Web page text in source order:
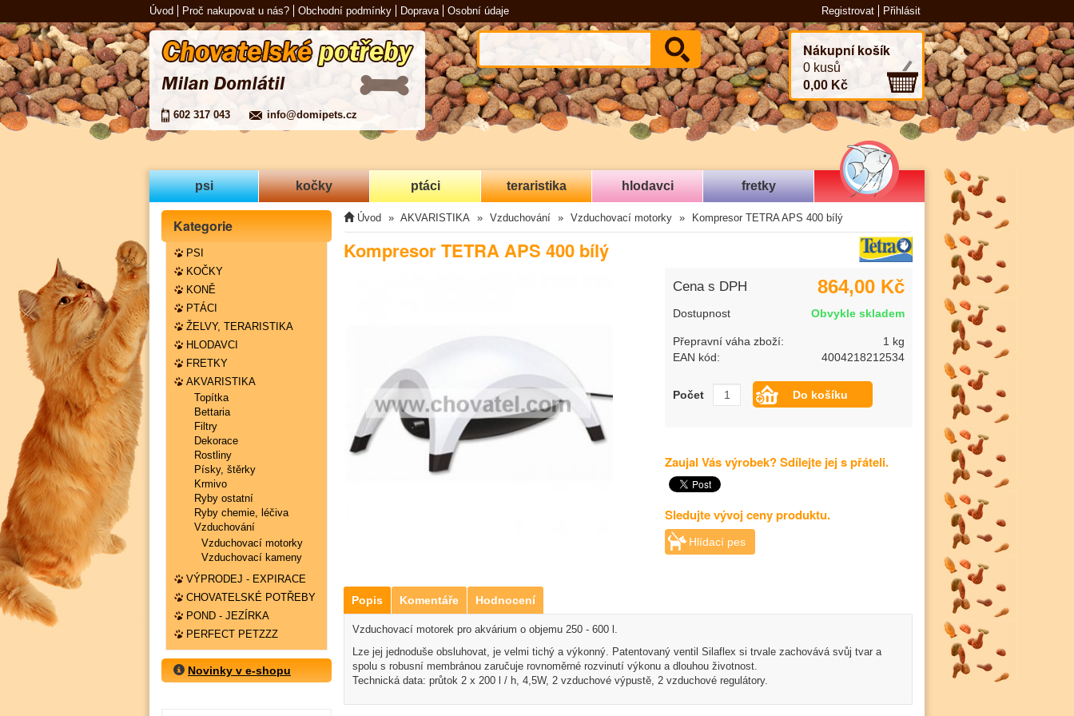
Registrovat Přihlásit
Úvod Proč nakupovat u nás? Obchodní podmínky Doprava Osobní údaje
602 317 043 info@domipets.cz
Nákupní košík
0 kusů
0,00 Kč
psi kočky ptáci teraristika hlodavci fretky
Kategorie
PSI
KOČKY
KONĚ
PTÁCI
ŽELVY, TERARISTIKA
HLODAVCI
FRETKY
AKVARISTIKA
Topítka
Bettaria
Filtry
Dekorace
Rostliny
Písky, štěrky
Krmivo
Ryby ostatní
Ryby chemie, léčiva
Vzduchování
Vzduchovací motorky
Vzduchovací kameny
VÝPRODEJ - EXPIRACE
CHOVATELSKÉ POTŘEBY
POND - JEZÍRKA
PERFECT PETZZZ
Novinky v e-shopu
Úvod AKVARISTIKA Vzduchování Vzduchovací motorky Kompresor TETRA APS 400 bílý
Kompresor TETRA APS 400 bílý
Cena s DPH 864,00 Kč
Dostupnost Obvykle skladem
Přepravní váha zboží:
1 kg
EAN kód:
4004218212534
Počet
Zaujal Vás výrobek? Sdílejte jej s přáteli.
Sledujte vývoj ceny produktu.
Hlídací pes
Popis Komentáře Hodnocení
Vzduchovací motorek pro akvárium o objemu 250 - 600 l.
Lze jej jednoduše obsluhovat, je velmi tichý a výkonný. Patentovaný ventil Silaflex si trvale zachovává svůj tvar a
spolu s robusní membránou zaručuje rovnoměrné rozvinutí výkonu a dlouhou životnost.
Technická data: průtok 2 x 200 l / h, 4,5W, 2 vzduchové výpustě, 2 vzduchové regulátory.